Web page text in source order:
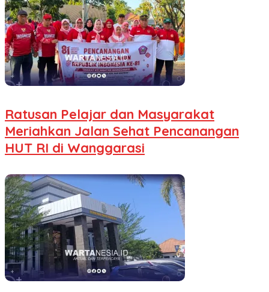
Ratusan Pelajar dan Masyarakat
Meriahkan Jalan Sehat Pencanangan
HUT RI di Wanggarasi